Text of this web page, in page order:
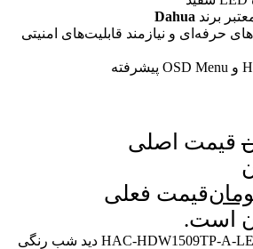
برند Dahua
حرفه‌ای و نیازمند قابلیت‌های امنیتی
قیمت اصلی
قیمت فعلی
دوربین داهوا HAC-HDW1509TP-A-LED 5MP دید شب رنگی